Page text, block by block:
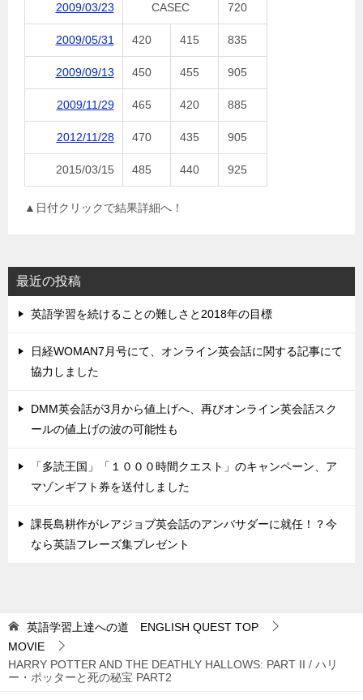
2009/03/23 CASEC 720
2009/05/31 420 415 835
2009/09/13 450 455 905
2009/11/29 465 420 885
2012/11/28 470 435 905
2015/03/15 485 440 925
▲日付クリックで結果詳細へ！
最近の投稿
英語学習を続けることの難しさと2018年の目標
日経WOMAN7月号にて、オンライン英会話に関する記事にて
協力しました
DMM英会話が3月から値上げへ、再びオンライン英会話スク
ールの値上げの波の可能性も
「多読王国」「１０００時間クエスト」のキャンペーン、ア
マゾンギフト券を送付しました
課長島耕作がレアジョブ英会話のアンバサダーに就任！？今
なら英語フレーズ集プレゼント
英語学習上達への道 ENGLISH QUEST TOP
MOVIE
HARRY POTTER AND THE DEATHLY HALLOWS: PART II / ハリ
ー・ポッターと死の秘宝 PART2